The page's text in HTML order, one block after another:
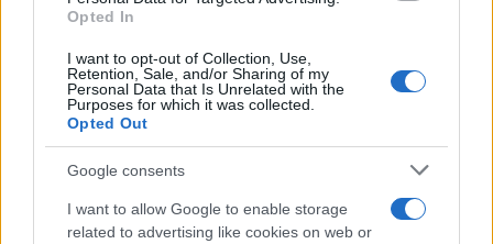
Opted In
I want to opt-out of Collection, Use,
Retention, Sale, and/or Sharing of my
Personal Data that Is Unrelated with the
Purposes for which it was collected.
Opted Out
Google consents
I want to allow Google to enable storage
related to advertising like cookies on web or
dimenticato.
Questa sensazione di rinnovamento non è pura
nostalgia, ma un riaccendersi di uno scopo. Si
tratta di un ritorno che sembra meritato e
Personalmente, ho sempre amato esplorare generi